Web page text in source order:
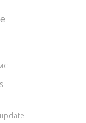
update